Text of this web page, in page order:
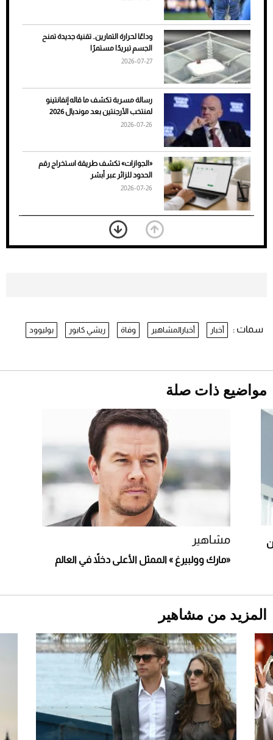
7 نصائح لاختيار لون البنطلون المناسب للقميص
الأسود
أغلى 10 عطور في العالم للرجال تمنحك فخامة
استثنائية
Aston Martin Valiant: على هوى الأبطال
وداعًا لحرارة التمارين.. تقنية جديدة تمنح
الجسم تبريدًا مستمرًا
2026-07-27
رسالة مسربة تكشف ما قاله إنفانتينو
لمنتخب الأرجنتين بعد مونديال 2026
2026-07-26
«الجوازات» تكشف طريقة استخراج رقم
الحدود للزائر عبر أبشر
2026-07-26
بعد 7 أشهر من تعرضه لحادث مروع.. جوشوا
يفوز على برينغا بـ"الضربة القاضية" (فيديو)
Comeback" في جدة (فيديو)
2026-07-25
"بوجاتي ميسترال" الاستثنائية للبيع في مزاد
مونتيري
2026-07-23
سمات : أخبار أخبارالمشاهير وفاة ريشي كابور بوليوود
مواضيع ذات صلة
مشاهير
«مارك وولبيرغ » الممثل الأعلى دخلاً في العالم
المزيد من مشاهير